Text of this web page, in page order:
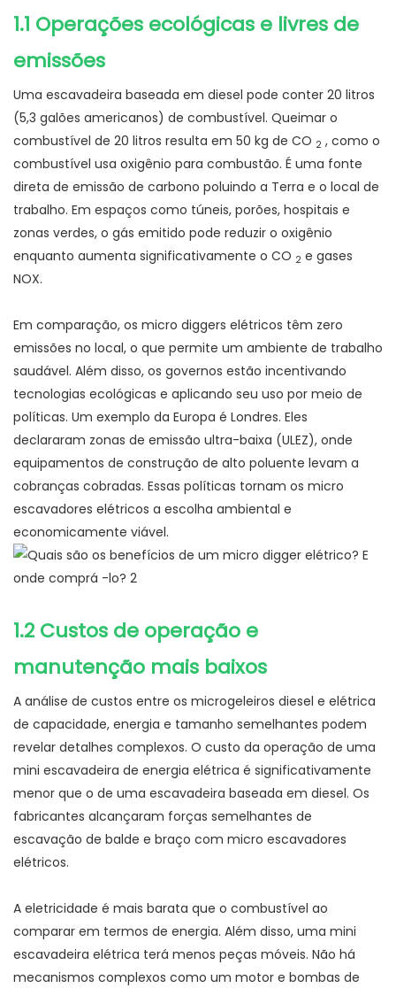
1.1 Operações ecológicas e livres de
emissões
Uma escavadeira baseada em diesel pode conter 20 litros
(5,3 galões americanos) de combustível. Queimar o
combustível de 20 litros resulta em 50 kg de CO 2 , como o
combustível usa oxigênio para combustão. É uma fonte
direta de emissão de carbono poluindo a Terra e o local de
trabalho. Em espaços como túneis, porões, hospitais e
zonas verdes, o gás emitido pode reduzir o oxigênio
enquanto aumenta significativamente o CO 2 e gases
NOX.
Em comparação, os micro diggers elétricos têm zero
emissões no local, o que permite um ambiente de trabalho
saudável. Além disso, os governos estão incentivando
tecnologias ecológicas e aplicando seu uso por meio de
políticas. Um exemplo da Europa é Londres. Eles
declararam zonas de emissão ultra-baixa (ULEZ), onde
equipamentos de construção de alto poluente levam a
cobranças cobradas. Essas políticas tornam os micro
escavadores elétricos a escolha ambiental e
economicamente viável.
1.2 Custos de operação e
manutenção mais baixos
A análise de custos entre os microgeleiros diesel e elétrica
de capacidade, energia e tamanho semelhantes podem
revelar detalhes complexos. O custo da operação de uma
mini escavadeira de energia elétrica é significativamente
menor que o de uma escavadeira baseada em diesel. Os
fabricantes alcançaram forças semelhantes de
escavação de balde e braço com micro escavadores
elétricos.
A eletricidade é mais barata que o combustível ao
comparar em termos de energia. Além disso, uma mini
escavadeira elétrica terá menos peças móveis. Não há
mecanismos complexos como um motor e bombas de